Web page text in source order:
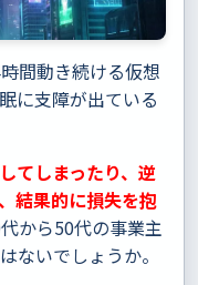
間動き続ける仮想
に支障が出ている
てしまったり、逆
結果的に損失を抱
から50代の事業主
ないでしょうか。